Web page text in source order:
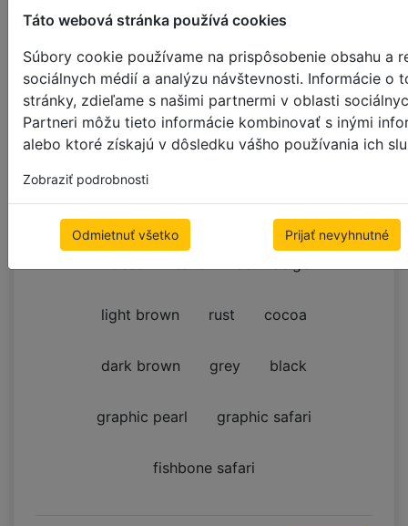
Táto webová stránka používá cookies
Súbory cookie používame na prispôsobenie obsahu a
sociálnych médií a analýzu návštevnosti. Informácie o
stránky, zdieľame s našimi partnermi v oblasti
Partneri môžu tieto informácie kombinovať s inými
alebo ktoré získajú v dôsledku vášho používania ich
Zobraziť podrobnosti
Odmietnuť všetko Prijať nevyhnutné
Farba textilnej pásky
25mm
použite lanový rebrík
FARBA TEXTILNEJ PÁSKY 25 MM
light brown rust cocoa
dark brown grey black
graphic pearl graphic safari
fishbone safari